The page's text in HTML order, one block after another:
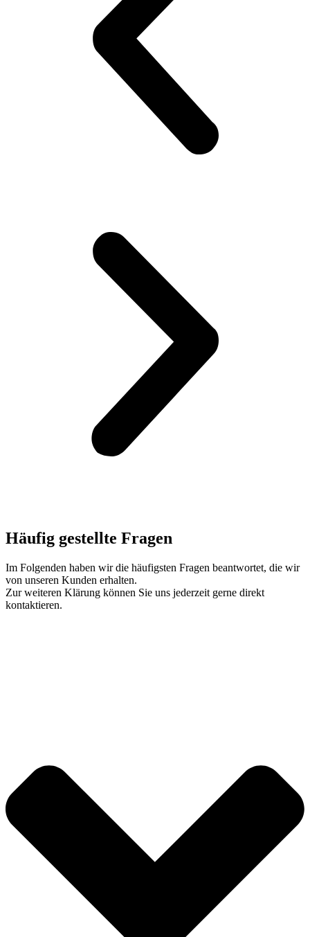
Häufig gestellte Fragen
Im Folgenden haben wir die häufigsten Fragen beantwortet, die wir
von unseren Kunden erhalten.
Zur weiteren Klärung können Sie uns jederzeit gerne direkt
kontaktieren.